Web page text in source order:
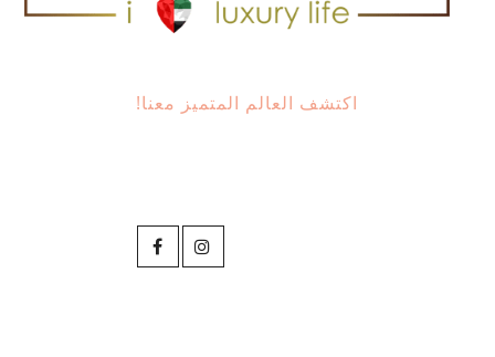
اكتشف العالم المتميز معنا!